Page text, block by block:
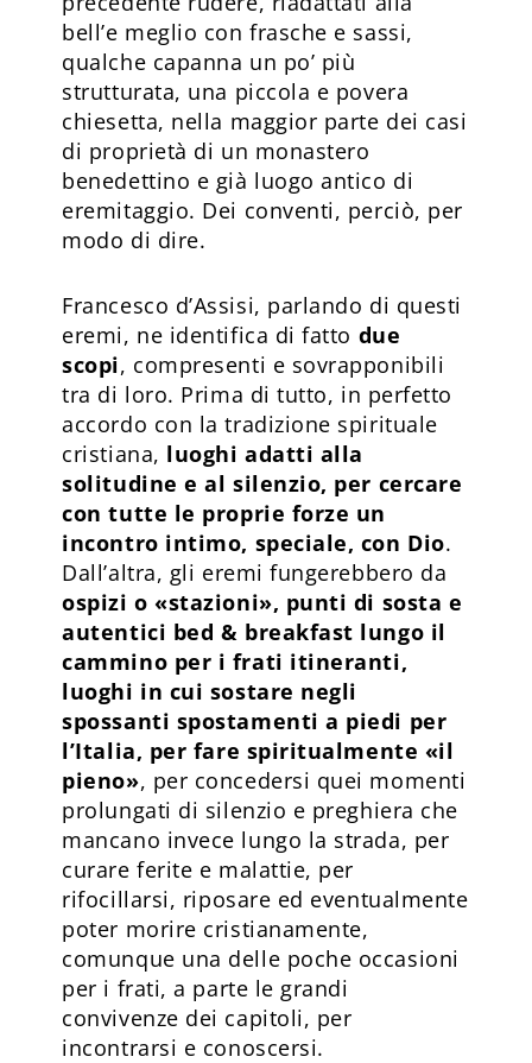
bell’e meglio con frasche e sassi,
qualche capanna un po’ più
strutturata, una piccola e povera
chiesetta, nella maggior parte dei casi
di proprietà di un monastero
benedettino e già luogo antico di
eremitaggio. Dei conventi, perciò, per
modo di dire.
Francesco d’Assisi, parlando di questi
eremi, ne identifica di fatto due
scopi, compresenti e sovrapponibili
tra di loro. Prima di tutto, in perfetto
accordo con la tradizione spirituale
cristiana, luoghi adatti alla
solitudine e al silenzio, per cercare
con tutte le proprie forze un
incontro intimo, speciale, con Dio.
Dall’altra, gli eremi fungerebbero da
ospizi o «stazioni», punti di sosta e
autentici bed & breakfast lungo il
cammino per i frati itineranti,
luoghi in cui sostare negli
spossanti spostamenti a piedi per
l’Italia, per fare spiritualmente «il
pieno», per concedersi quei momenti
prolungati di silenzio e preghiera che
mancano invece lungo la strada, per
curare ferite e malattie, per
rifocillarsi, riposare ed eventualmente
poter morire cristianamente,
comunque una delle poche occasioni
per i frati, a parte le grandi
convivenze dei capitoli, per
incontrarsi e conoscersi.